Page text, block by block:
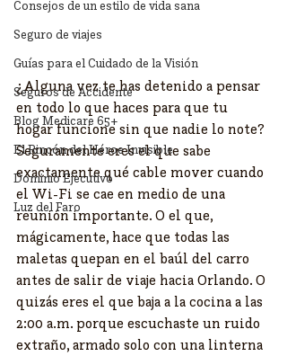
Consejos de un estilo de vida sana
Seguro de viajes
Guías para el Cuidado de la Visión
Seguros de Accidente
Blog Medicare 65+
El Rincón del Héroe Invisible
Dominio Ejecutivo
Luz del Faro
¿Alguna vez te has detenido a pensar
en todo lo que haces para que tu
hogar funcione sin que nadie lo note?
Seguramente eres el que sabe
exactamente qué cable mover cuando
el Wi-Fi se cae en medio de una
reunión importante. O el que,
mágicamente, hace que todas las
maletas quepan en el baúl del carro
antes de salir de viaje hacia Orlando. O
quizás eres el que baja a la cocina a las
2:00 a.m. porque escuchaste un ruido
extraño, armado solo con una linterna